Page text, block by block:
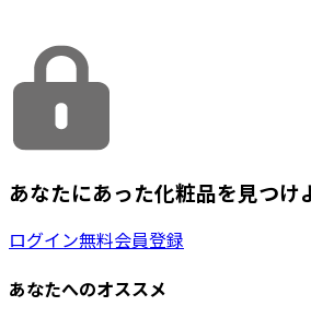
あなたにあった化粧品を見つけ
ログイン無料会員登録
あなたへのオススメ